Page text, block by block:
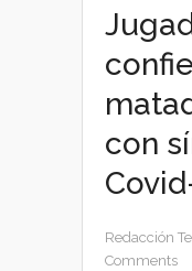
con
Redacción
Comments